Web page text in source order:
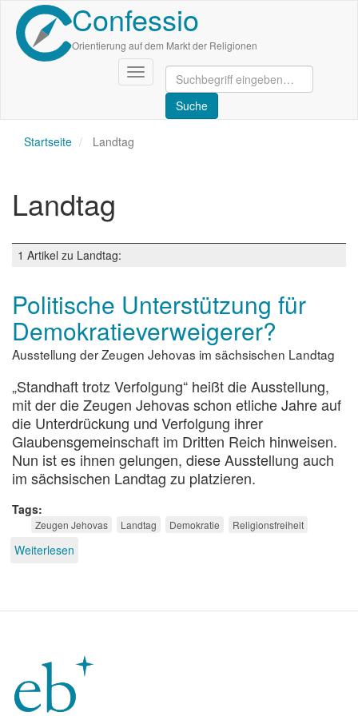
Direkt
zum
Inhalt
Confessio
Orientierung auf dem Markt der Religionen
Navigation
aktivieren/deaktivieren
Startseite Landtag
Landtag
1 Artikel zu Landtag:
Politische Unterstützung für
Demokratieverweigerer?
Ausstellung der Zeugen Jehovas im sächsischen Landtag
„Standhaft trotz Verfolgung“ heißt die Ausstellung,
mit der die Zeugen Jehovas schon etliche Jahre auf
die Unterdrückung und Verfolgung ihrer
Glaubensgemeinschaft im Dritten Reich hinweisen.
Nun ist es ihnen gelungen, diese Ausstellung auch
im sächsischen Landtag zu platzieren.
Tags
Zeugen Jehovas Landtag Demokratie Religionsfreiheit
Weiterlesen
Demokratieverweigerer?